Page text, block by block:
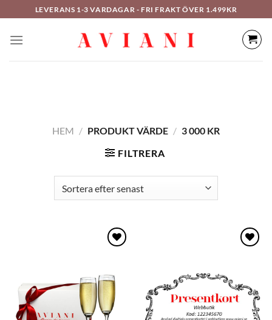
till
innehåll
LEVERANS 1-3 VARDAGAR - FRI FRAKT ÖVER 1.499KR
HEM / PRODUKT VÄRDE / 3 000 KR
FILTRERA
till i
önskelistan
önskelistan